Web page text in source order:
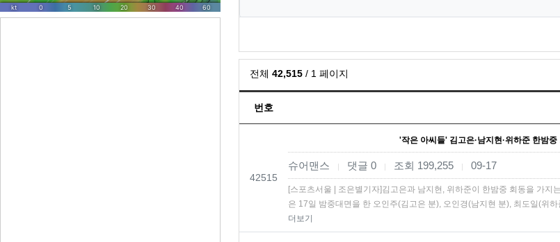
전체 42,515/ 1 페이지
번호
번호
42515
'작은 아씨들' 김고은·남지현·위하준 한밤중
슈어맨스 | 댓글 0 | 조회 199,255 | 09-17
[스포츠서울 | 조은별기자]김고은과 남지현, 위하준이 한밤중 회동을 가지
은 17일 밤중대면을 한 오인주(김고은 분), 오인경(남지현 분), 최도일(위
더보기